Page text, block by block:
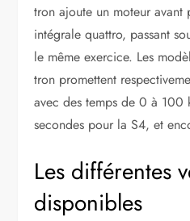
tron ajoute un moteur avant
intégrale quattro, passant
le même exercice. Les
tron promettent
avec des temps de 0 à 100
secondes pour la S4, et
Les différentes
disponibles